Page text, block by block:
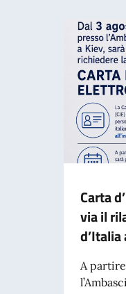
Carta
via il
d’Italia
A